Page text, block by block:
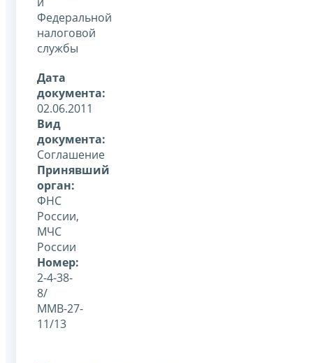
Федеральной
налоговой
службы
Дата
документа:
02.06.2011
Вид
документа:
Соглашение
Принявший
орган:
ФНС
России,
МЧС
России
Номер:
2-4-38-
8/
ММВ-27-
11/13